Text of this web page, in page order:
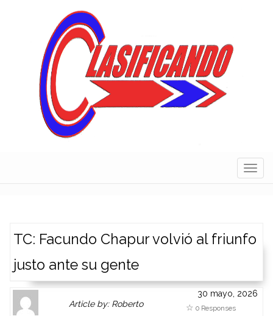
TC: Facundo Chapur volvió al friunfo
justo ante su gente
Author
Gravatar
Article by: Roberto
30 mayo, 2026
0 Responses